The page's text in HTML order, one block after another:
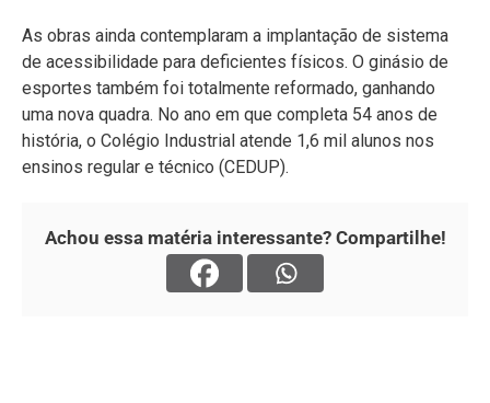
As obras ainda contemplaram a implantação de sistema
de acessibilidade para deficientes físicos. O ginásio de
esportes também foi totalmente reformado, ganhando
uma nova quadra. No ano em que completa 54 anos de
história, o Colégio Industrial atende 1,6 mil alunos nos
ensinos regular e técnico (CEDUP).
Achou essa matéria interessante? Compartilhe!